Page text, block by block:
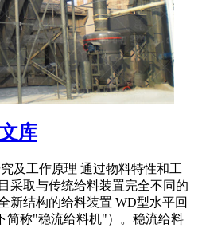
库
及工作原理 通过物料特性和工
采取与传统给料装置完全不同的
新结构的给料装置 WD型水平回
简称"稳流给料机"）。稳流给料